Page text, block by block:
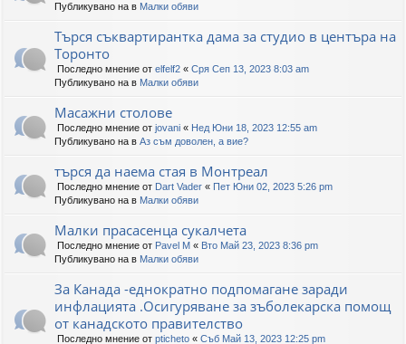
Публикувано на в Малки обяви
Търся съквартирантка дама за студио в центъра на
Торонто
Последно мнение от elfelf2 « Сря Сеп 13, 2023 8:03 am
Публикувано на в Малки обяви
Масажни столове
Последно мнение от jovani « Нед Юни 18, 2023 12:55 am
Публикувано на в Аз съм доволен, а вие?
търся да наема стая в Монтреал
Последно мнение от Dart Vader « Пет Юни 02, 2023 5:26 pm
Публикувано на в Малки обяви
Малки прасасенца сукалчета
Последно мнение от Pavel M « Вто Май 23, 2023 8:36 pm
Публикувано на в Малки обяви
За Канада -еднократно подпомагане заради
инфлацията .Осигуряване за зъболекарска помощ
от канадското правителство
Последно мнение от pticheto « Съб Май 13, 2023 12:25 pm